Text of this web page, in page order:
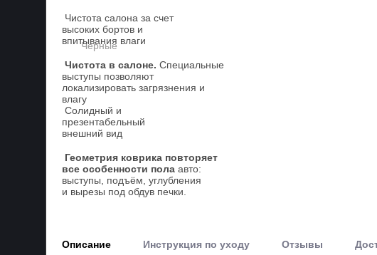
Чистота салона за счет
высоких бортов и
впитывания влаги
Чистота в салоне. Специальные
выступы позволяют
локализировать загрязнения и
влагу
Солидный и
презентабельный
внешний вид
Геометрия коврика повторяет
все особенности пола авто:
выступы, подъём, углубления
и вырезы под обдув печки.
Описание Инструкция по уходу Отзывы